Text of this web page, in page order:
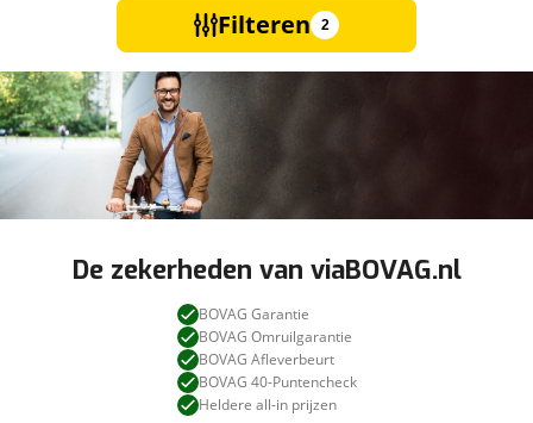
Filteren 2
De zekerheden van viaBOVAG.nl
BOVAG Garantie
BOVAG Omruilgarantie
BOVAG Afleverbeurt
BOVAG 40-Puntencheck
Heldere all-in prijzen